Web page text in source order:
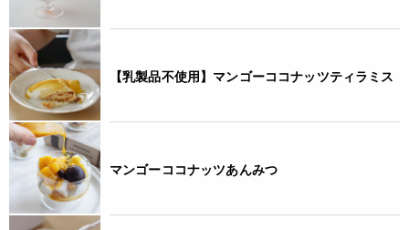
・諸事情により、予告なく販売終了になる場合がございます。
予めご了承ください。
・当サイトに掲載されている商品は、ご購入可能な状態にあっ
ても必ずしも在庫を保証するものではありません。予めご了承
ください。
詳細
◆凍結前加熱の有無 加熱していません。
◆加熱調理の必要性 加熱の必要はありません。
＜冷凍食品＞
【乳製品不使用】マンゴーココナッツティラミス
マンゴーココナッツあんみつ